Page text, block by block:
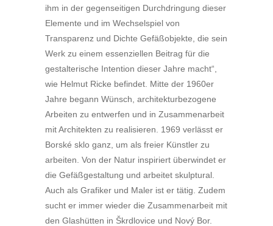
ihm in der gegenseitigen Durchdringung dieser
Elemente und im Wechselspiel von
Transparenz und Dichte Gefäßobjekte, die sein
Werk zu einem essenziellen Beitrag für die
gestalterische Intention dieser Jahre macht“,
wie Helmut Ricke befindet. Mitte der 1960er
Jahre begann Wünsch, architekturbezogene
Arbeiten zu entwerfen und in Zusammenarbeit
mit Architekten zu realisieren. 1969 verlässt er
Borské sklo ganz, um als freier Künstler zu
arbeiten. Von der Natur inspiriert überwindet er
die Gefäßgestaltung und arbeitet skulptural.
Auch als Grafiker und Maler ist er tätig. Zudem
sucht er immer wieder die Zusammenarbeit mit
den Glashütten in Škrdlovice und Nový Bor.